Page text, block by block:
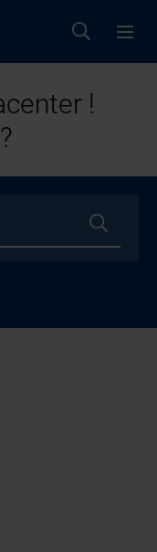
!